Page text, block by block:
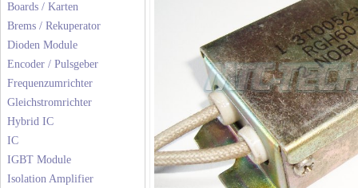
Boards / Karten
Brems / Rekuperator
Dioden Module
Encoder / Pulsgeber
Frequenzumrichter
Gleichstromrichter
Hybrid IC
IC
IGBT Module
Isolation Amplifier